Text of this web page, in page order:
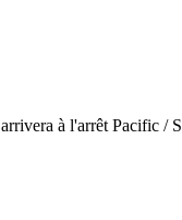
à l'arrêt Pacific